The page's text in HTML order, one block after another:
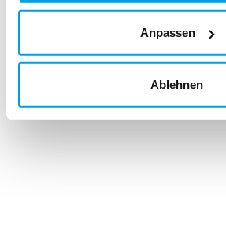
Anpassen
Ablehnen